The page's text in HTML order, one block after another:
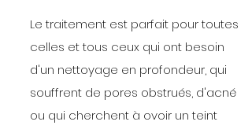
Le traitement est parfait pour toutes
celles et tous ceux qui ont besoin
d'un nettoyage en profondeur, qui
souffrent de pores obstrués, d'acné
ou qui cherchent à ovoir un teint